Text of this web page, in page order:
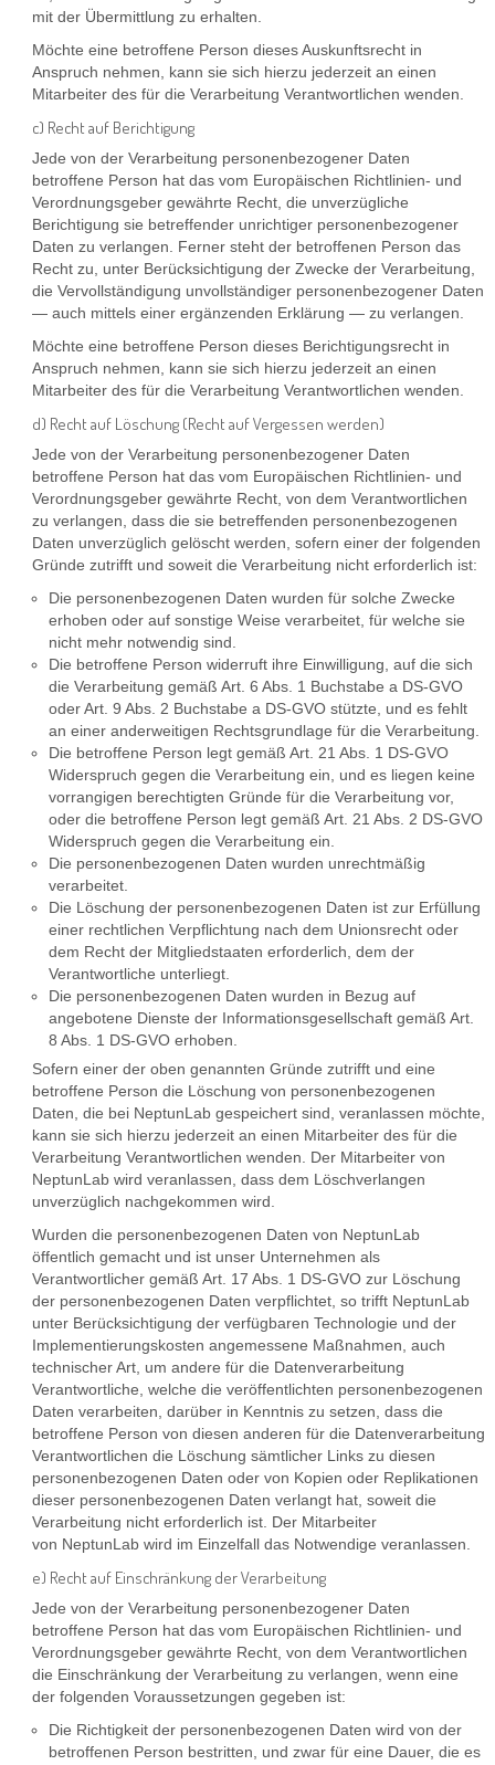
mit der Übermittlung zu erhalten.
Möchte eine betroffene Person dieses Auskunftsrecht in
Anspruch nehmen, kann sie sich hierzu jederzeit an einen
Mitarbeiter des für die Verarbeitung Verantwortlichen wenden.
c) Recht auf Berichtigung
Jede von der Verarbeitung personenbezogener Daten
betroffene Person hat das vom Europäischen Richtlinien- und
Verordnungsgeber gewährte Recht, die unverzügliche
Berichtigung sie betreffender unrichtiger personenbezogener
Daten zu verlangen. Ferner steht der betroffenen Person das
Recht zu, unter Berücksichtigung der Zwecke der Verarbeitung,
die Vervollständigung unvollständiger personenbezogener Daten
— auch mittels einer ergänzenden Erklärung — zu verlangen.
Möchte eine betroffene Person dieses Berichtigungsrecht in
Anspruch nehmen, kann sie sich hierzu jederzeit an einen
Mitarbeiter des für die Verarbeitung Verantwortlichen wenden.
d) Recht auf Löschung (Recht auf Vergessen werden)
Jede von der Verarbeitung personenbezogener Daten
betroffene Person hat das vom Europäischen Richtlinien- und
Verordnungsgeber gewährte Recht, von dem Verantwortlichen
zu verlangen, dass die sie betreffenden personenbezogenen
Daten unverzüglich gelöscht werden, sofern einer der folgenden
Gründe zutrifft und soweit die Verarbeitung nicht erforderlich ist:
Die personenbezogenen Daten wurden für solche Zwecke
erhoben oder auf sonstige Weise verarbeitet, für welche sie
nicht mehr notwendig sind.
Die betroffene Person widerruft ihre Einwilligung, auf die sich
die Verarbeitung gemäß Art. 6 Abs. 1 Buchstabe a DS-GVO
oder Art. 9 Abs. 2 Buchstabe a DS-GVO stützte, und es fehlt
an einer anderweitigen Rechtsgrundlage für die Verarbeitung.
Die betroffene Person legt gemäß Art. 21 Abs. 1 DS-GVO
Widerspruch gegen die Verarbeitung ein, und es liegen keine
vorrangigen berechtigten Gründe für die Verarbeitung vor,
oder die betroffene Person legt gemäß Art. 21 Abs. 2 DS-GVO
Widerspruch gegen die Verarbeitung ein.
Die personenbezogenen Daten wurden unrechtmäßig
verarbeitet.
Die Löschung der personenbezogenen Daten ist zur Erfüllung
einer rechtlichen Verpflichtung nach dem Unionsrecht oder
dem Recht der Mitgliedstaaten erforderlich, dem der
Verantwortliche unterliegt.
Die personenbezogenen Daten wurden in Bezug auf
angebotene Dienste der Informationsgesellschaft gemäß Art.
8 Abs. 1 DS-GVO erhoben.
Sofern einer der oben genannten Gründe zutrifft und eine
betroffene Person die Löschung von personenbezogenen
Daten, die bei NeptunLab gespeichert sind, veranlassen möchte,
kann sie sich hierzu jederzeit an einen Mitarbeiter des für die
Verarbeitung Verantwortlichen wenden. Der Mitarbeiter von
NeptunLab wird veranlassen, dass dem Löschverlangen
unverzüglich nachgekommen wird.
Wurden die personenbezogenen Daten von NeptunLab
öffentlich gemacht und ist unser Unternehmen als
Verantwortlicher gemäß Art. 17 Abs. 1 DS-GVO zur Löschung
der personenbezogenen Daten verpflichtet, so trifft NeptunLab
unter Berücksichtigung der verfügbaren Technologie und der
Implementierungskosten angemessene Maßnahmen, auch
technischer Art, um andere für die Datenverarbeitung
Verantwortliche, welche die veröffentlichten personenbezogenen
Daten verarbeiten, darüber in Kenntnis zu setzen, dass die
betroffene Person von diesen anderen für die Datenverarbeitung
Verantwortlichen die Löschung sämtlicher Links zu diesen
personenbezogenen Daten oder von Kopien oder Replikationen
dieser personenbezogenen Daten verlangt hat, soweit die
Verarbeitung nicht erforderlich ist. Der Mitarbeiter
von NeptunLab wird im Einzelfall das Notwendige veranlassen.
e) Recht auf Einschränkung der Verarbeitung
Jede von der Verarbeitung personenbezogener Daten
betroffene Person hat das vom Europäischen Richtlinien- und
Verordnungsgeber gewährte Recht, von dem Verantwortlichen
die Einschränkung der Verarbeitung zu verlangen, wenn eine
der folgenden Voraussetzungen gegeben ist:
Die Richtigkeit der personenbezogenen Daten wird von der
betroffenen Person bestritten, und zwar für eine Dauer, die es